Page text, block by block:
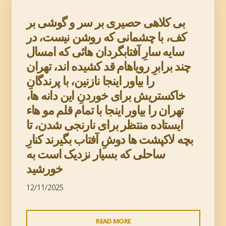
بی کلاهی حصیری بر سر و گوشی بر
کف، با چشمانی که روشن نیست، در
سایه سارِ آفتابگردان هائی که امسال
چند برابرِ رویاهام قد کشیده اند، تهران
را بیاور اینجا نازنین، با پرندگانِ
خاکستریش برای خوردنِ این دانه ها،
تهران را بیاور اینجا با تمام قلم مو هاء
ایستاده منتظر برای نارنجی شدن، تا
بچه لاکپشت ها دوشِ آفتاب بگیرند کنارِ
ساحلی که بسیار نزدیک است به
خورشید
12/11/2025
READ MORE